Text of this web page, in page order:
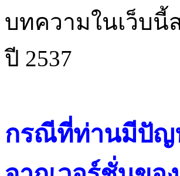
บทความในเว็บ
ปี 2537
กรณีที่ท่านมีปัญ